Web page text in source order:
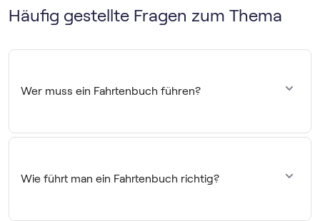
Häufig gestellte Fragen zum Thema
Wer muss ein Fahrtenbuch führen?
Ein Fahrtenbuch muss geführt werden, wenn ein
vermieden werden soll. Eine Fahrtenbuchauflage besteht,
Wie führt man ein Fahrtenbuch richtig?